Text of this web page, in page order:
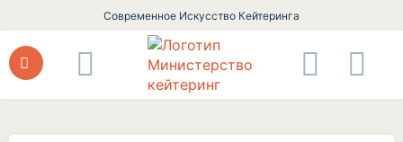
Современное Искусство Кейтеринга